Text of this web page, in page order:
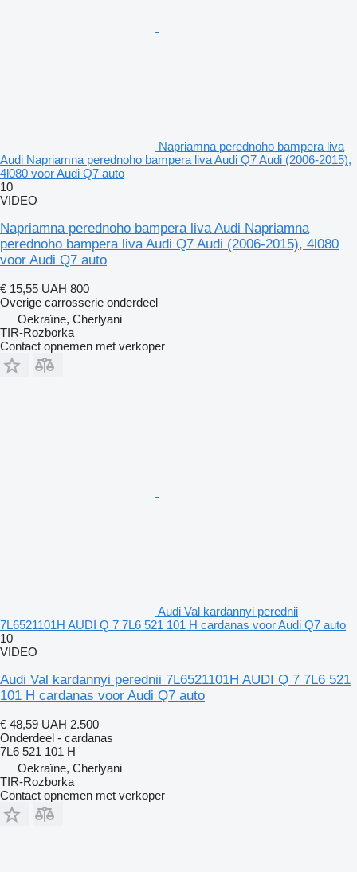
Napriamna perednoho bampera liva
Audi Napriamna perednoho bampera liva Audi Q7 Audi (2006-2015),
4l080 voor Audi Q7 auto
10
VIDEO
Napriamna perednoho bampera liva Audi Napriamna
perednoho bampera liva Audi Q7 Audi (2006-2015), 4l080
voor Audi Q7 auto
€ 15,55 UAH 800
Overige carrosserie onderdeel
Oekraïne, Cherlyani
TIR-Rozborka
Contact opnemen met verkoper
Audi Val kardannyi perednii
7L6521101H AUDI Q 7 7L6 521 101 H cardanas voor Audi Q7 auto
10
VIDEO
Audi Val kardannyi perednii 7L6521101H AUDI Q 7 7L6 521
101 H cardanas voor Audi Q7 auto
€ 48,59 UAH 2.500
Onderdeel - cardanas
7L6 521 101 H
Oekraïne, Cherlyani
TIR-Rozborka
Contact opnemen met verkoper